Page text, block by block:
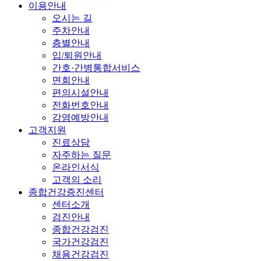
이용안내
오시는 길
주차안내
층별안내
입/퇴원안내
간호·간병통합서비스
면회안내
편의시설안내
전화번호안내
감염예방안내
고객지원
진료상담
자주하는 질문
온라인서식
고객의 소리
종합건강증진센터
센터소개
검진안내
종합건강검진
국가건강검진
채용건강검진